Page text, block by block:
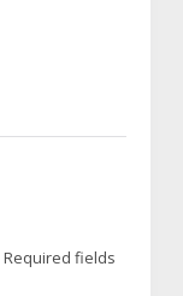
Required fields